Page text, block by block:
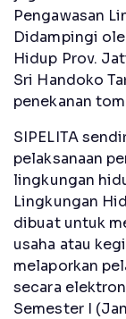
Pengawasan
Didampingi
Hidup Prov.
Sri Handoko
penekanan
SIPELITA
pelaksanaan
lingkungan
Lingkungan
dibuat untuk
usaha atau
melaporkan
secara
Semester I